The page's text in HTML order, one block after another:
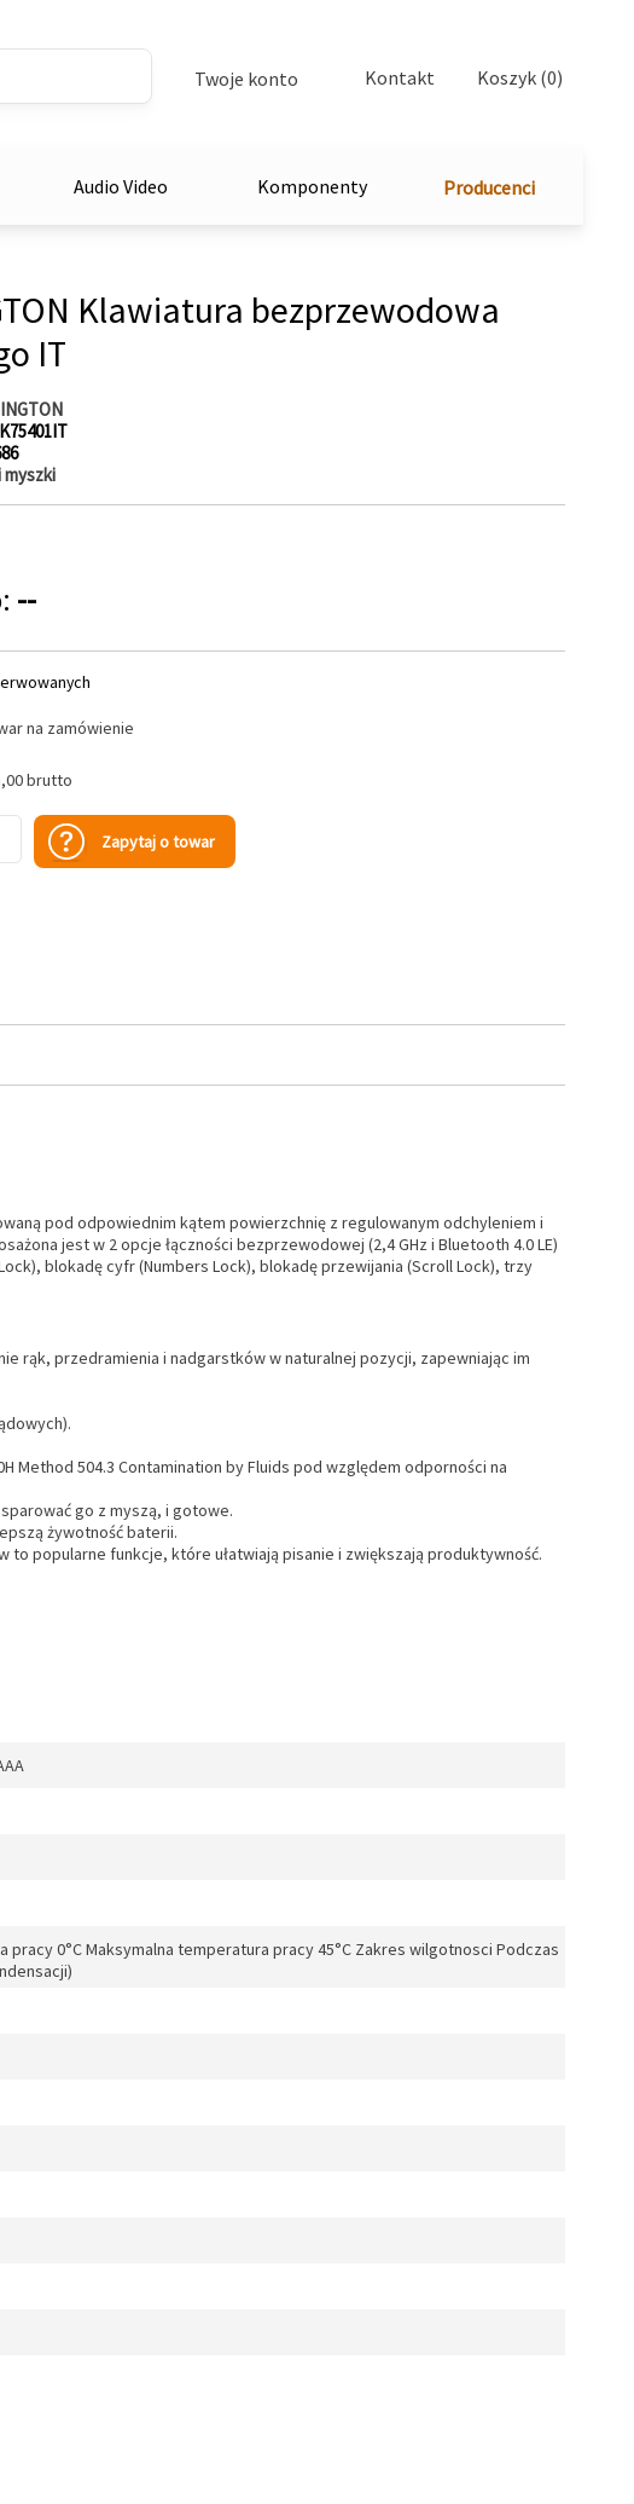
Twoje konto Kontakt Koszyk (0)
Audio Video Komponenty Producenci
Klawiatura bezprzewodowa
IT
K75401IT
myszki
--
na zamówienie
brutto
Zapytaj o towar
pod odpowiednim kątem powierzchnię z regulowanym odchyleniem i
jest w 2 opcje łączności bezprzewodowej (2,4 GHz i Bluetooth 4.0 LE)
blokadę cyfr (Numbers Lock), blokadę przewijania (Scroll Lock), trzy
rąk, przedramienia i nadgarstków w naturalnej pozycji, zapewniając im
Method 504.3 Contamination by Fluids pod względem odporności na
go z myszą, i gotowe.
żywotność baterii.
popularne funkcje, które ułatwiają pisanie i zwiększają produktywność.
pracy 0°C Maksymalna temperatura pracy 45°C Zakres wilgotnosci Podczas